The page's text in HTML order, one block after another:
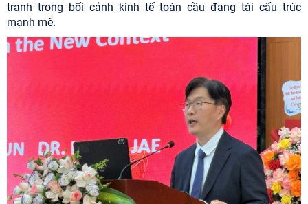
tranh trong bối cảnh kinh tế toàn cầu đang tái cấu trúc
mạnh mẽ.